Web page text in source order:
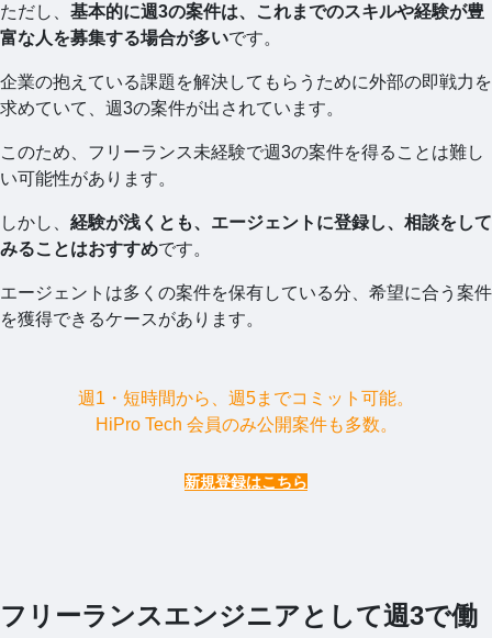
ただし、 基本的に週3の案件は、これまでのスキルや経験が豊
富な人を募集する場合が多いです。
企業の抱えている課題を解決してもらうために外部の即戦力を
求めていて、週3の案件が出されています。
このため、フリーランス未経験で週3の案件を得ることは難し
い可能性があります。
しかし、 経験が浅くとも、エージェントに登録し、相談をして
みることはおすすめです。
エージェントは多くの案件を保有している分、希望に合う案件
を獲得できるケースがあります。
週1・短時間から、週5までコミット可能。
HiPro Tech 会員のみ公開案件も多数。
新規登録はこちら
フリーランスエンジニアとして週3で働